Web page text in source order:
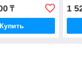
₸
Купить
1